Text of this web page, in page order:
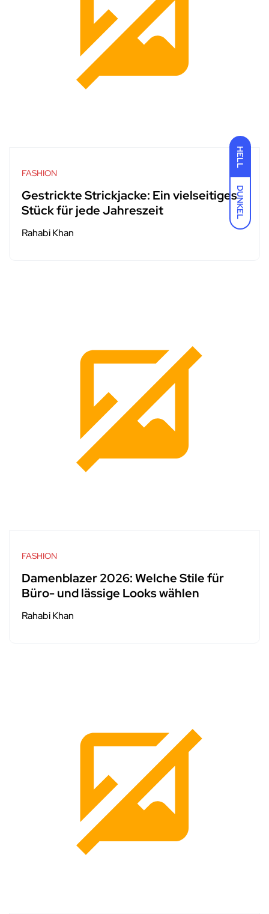
HELL
DUNKEL
FASHION
Gestrickte Strickjacke: Ein vielseitiges
Stück für jede Jahreszeit
Rahabi Khan
FASHION
Damenblazer 2026: Welche Stile für
Büro- und lässige Looks wählen
Rahabi Khan